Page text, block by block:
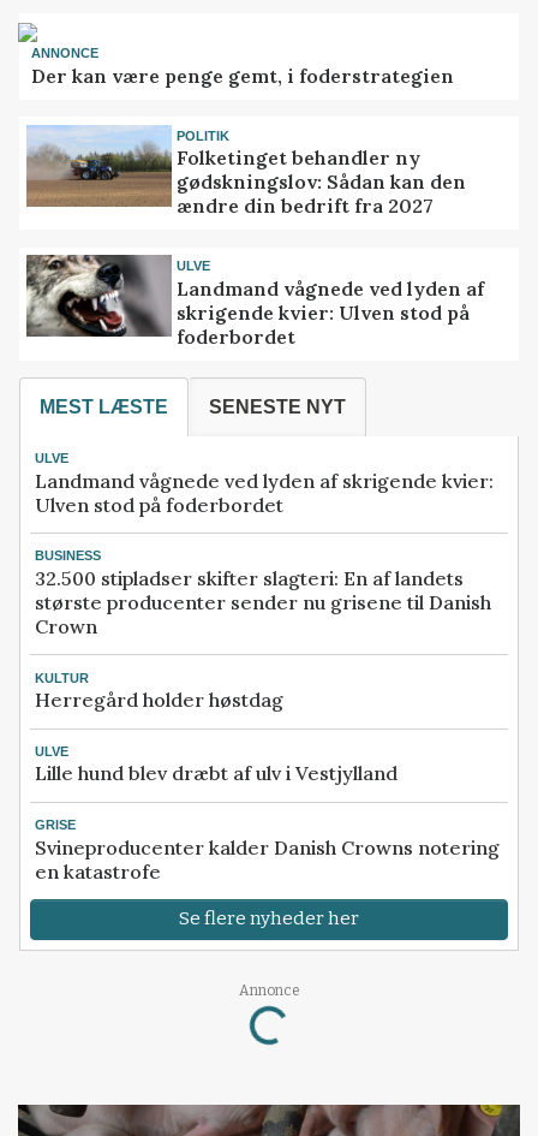
ANNONCE
Der kan være penge gemt, i foderstrategien
POLITIK
Folketinget behandler ny
gødskningslov: Sådan kan den
ændre din bedrift fra 2027
ULVE
Landmand vågnede ved lyden af
skrigende kvier: Ulven stod på
foderbordet
MEST LÆSTE SENESTE NYT
ULVE
Landmand vågnede ved lyden af skrigende kvier:
Ulven stod på foderbordet
BUSINESS
32.500 stipladser skifter slagteri: En af landets
største producenter sender nu grisene til Danish
Crown
KULTUR
Herregård holder høstdag
ULVE
Lille hund blev dræbt af ulv i Vestjylland
GRISE
Svineproducenter kalder Danish Crowns notering
en katastrofe
Se flere nyheder her
Annonce
Loading...